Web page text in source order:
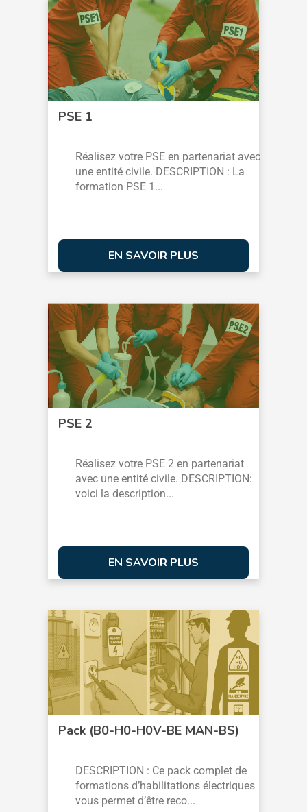
Pack (B0-H0-H0V-BE MAN-BS)
DESCRIPTION : Ce pack complet de
formations d’habilitations électriques
vous permet d’être reco...
PSE 1
Réalisez votre PSE en partenariat avec
une entité civile. DESCRIPTION : La
formation PSE 1...
EN SAVOIR PLUS
PSE 2
Réalisez votre PSE 2 en partenariat
avec une entité civile. DESCRIPTION:
voici la description...
EN SAVOIR PLUS